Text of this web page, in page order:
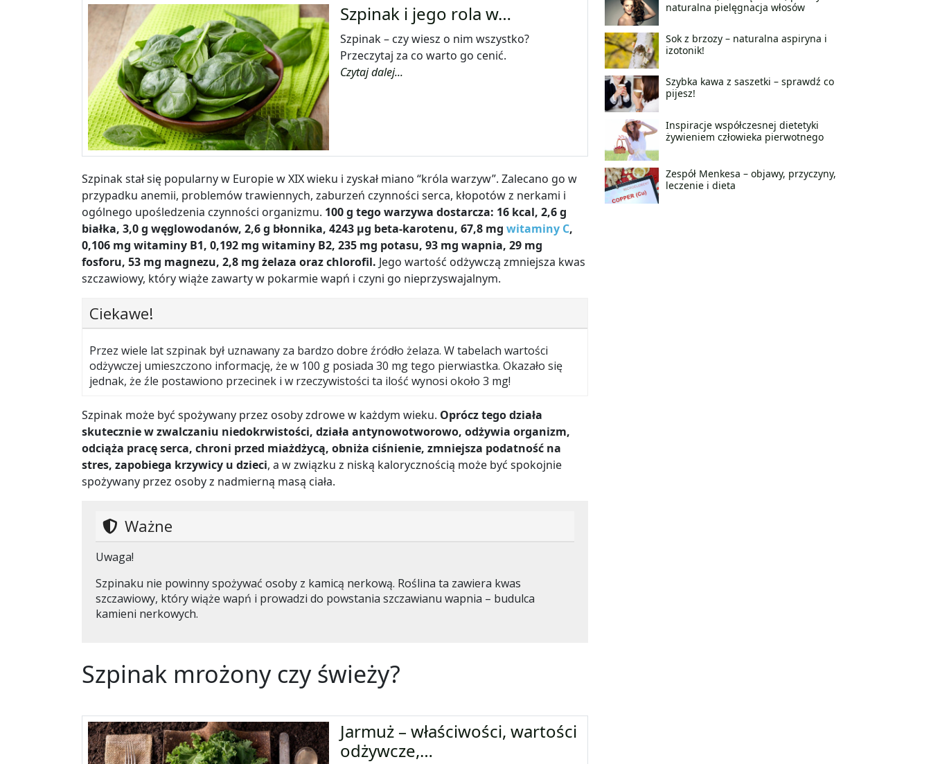
Szpinak i jego rola w…
Szpinak – czy wiesz o nim wszystko?
Przeczytaj za co warto go cenić.
Czytaj dalej...
Szpinak stał się popularny w Europie w XIX wieku i zyskał miano “króla warzyw”. Zalecano go w
przypadku anemii, problemów trawiennych, zaburzeń czynności serca, kłopotów z nerkami i
ogólnego upośledzenia czynności organizmu. 100 g tego warzywa dostarcza: 16 kcal, 2,6 g
białka, 3,0 g węglowodanów, 2,6 g błonnika, 4243 μg beta-karotenu, 67,8 mg witaminy C,
0,106 mg witaminy B1, 0,192 mg witaminy B2, 235 mg potasu, 93 mg wapnia, 29 mg
fosforu, 53 mg magnezu, 2,8 mg żelaza oraz chlorofil. Jego wartość odżywczą zmniejsza kwas
szczawiowy, który wiąże zawarty w pokarmie wapń i czyni go nieprzyswajalnym.
Ciekawe!
Przez wiele lat szpinak był uznawany za bardzo dobre źródło żelaza. W tabelach wartości
odżywczej umieszczono informację, że w 100 g posiada 30 mg tego pierwiastka. Okazało się
jednak, że źle postawiono przecinek i w rzeczywistości ta ilość wynosi około 3 mg!
Szpinak może być spożywany przez osoby zdrowe w każdym wieku. Oprócz tegodziała
skutecznie w zwalczaniu niedokrwistości, działa antynowotworowo, odżywia organizm,
odciąża pracę serca, chroni przed miażdżycą, obniża ciśnienie, zmniejsza podatność na
stres, zapobiega krzywicy u dzieci, a w związku z niską kalorycznością może być spokojnie
spożywany przez osoby z nadmierną masą ciała.
Ważne
Uwaga!
Szpinaku nie powinny spożywać osoby z kamicą nerkową. Roślina ta zawiera kwas
szczawiowy, który wiąże wapń i prowadzi do powstania szczawianu wapnia – budulca
kamieni nerkowych.
Szpinak mrożony czy świeży?
Jarmuż – właściwości, wartości
odżywcze,…
naturalna pielęgnacja włosów
Sok z brzozy – naturalna aspiryna i
izotonik!
Szybka kawa z saszetki – sprawdź co
pijesz!
Inspiracje współczesnej dietetyki
żywieniem człowieka pierwotnego
Zespół Menkesa – objawy, przyczyny,
leczenie i dieta